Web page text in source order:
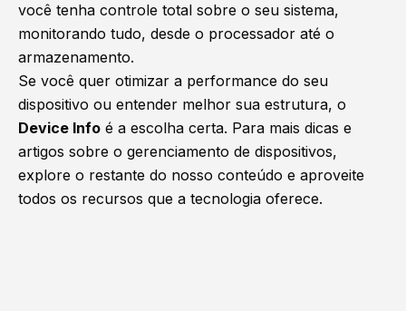
você tenha controle total sobre o seu sistema,
monitorando tudo, desde o processador até o
armazenamento.
Se você quer otimizar a performance do seu
dispositivo ou entender melhor sua estrutura, o
Device Info é a escolha certa. Para mais dicas e
artigos sobre o gerenciamento de dispositivos,
explore o restante do nosso conteúdo e aproveite
todos os recursos que a tecnologia oferece.